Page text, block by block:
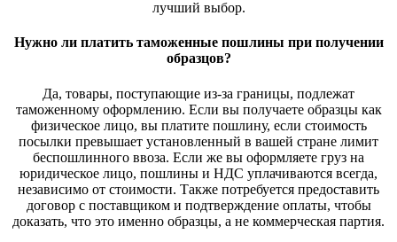
лучший выбор.
Нужно ли платить таможенные пошлины при получении
образцов?
Да, товары, поступающие из-за границы, подлежат
таможенному оформлению. Если вы получаете образцы как
физическое лицо, вы платите пошлину, если стоимость
посылки превышает установленный в вашей стране лимит
беспошлинного ввоза. Если же вы оформляете груз на
юридическое лицо, пошлины и НДС уплачиваются всегда,
независимо от стоимости. Также потребуется предоставить
договор с поставщиком и подтверждение оплаты, чтобы
доказать, что это именно образцы, а не коммерческая партия.